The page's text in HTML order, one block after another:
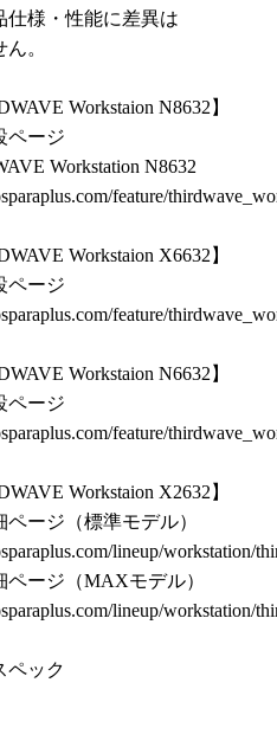
仕様・性能に差異は
。
Workstaion N8632】
ページ
Workstation N8632
feature/
Workstaion X6632】
ページ
feature/
Workstaion N6632】
ページ
feature/
Workstaion X2632】
ページ（標準モデル）
lineup/workstation/
ページ（MAXモデル）
lineup/workstation/
ック